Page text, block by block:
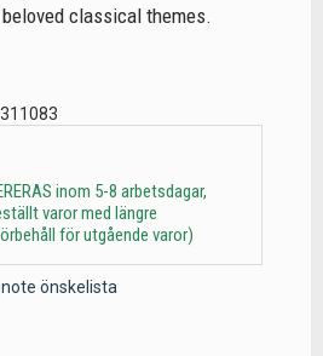
classical themes.
inom 5-8 arbetsdagar,
varor med längre
för utgående varor)
önskelista